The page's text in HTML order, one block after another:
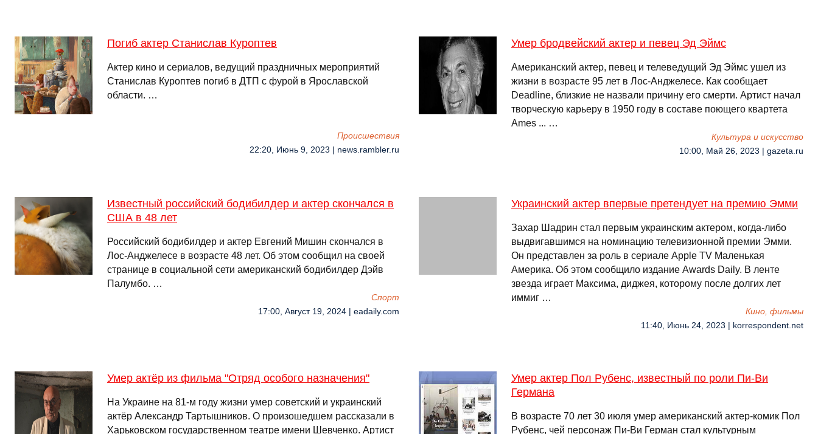
Погиб актер Станислав Куроптев
Актер кино и сериалов, ведущий праздничных мероприятий
Станислав Куроптев погиб в ДТП с фурой в Ярославской
области. …
Происшествия
22:20, Июнь 9, 2023 | news.rambler.ru
Умер бродвейский актер и певец Эд Эймс
Американский актер, певец и телеведущий Эд Эймс ушел из
жизни в возрасте 95 лет в Лос-Анджелесе. Как сообщает
Deadline, близкие не назвали причину его смерти. Артист начал
творческую карьеру в 1950 году в составе поющего квартета
Ames ... …
Культура и искусство
10:00, Май 26, 2023 | gazeta.ru
Известный российский бодибилдер и актер скончался в
США в 48 лет
Российский бодибилдер и актер Евгений Мишин скончался в
Лос-Анджелесе в возрасте 48 лет. Об этом сообщил на своей
странице в социальной сети американский бодибилдер Дэйв
Палумбо. …
Спорт
17:00, Август 19, 2024 | eadaily.com
Украинский актер впервые претендует на премию Эмми
Захар Шадрин стал первым украинским актером, когда-либо
выдвигавшимся на номинацию телевизионной премии Эмми.
Он представлен за роль в сериале Apple TV Маленькая
Америка. Об этом сообщило издание Awards Daily. В ленте
звезда играет Максима, диджея, которому после долгих лет
иммиг …
Кино, фильмы
11:40, Июнь 24, 2023 | korrespondent.net
Умер актёр из фильма "Отряд особого назначения"
На Украине на 81-м году жизни умер советский и украинский
актёр Александр Тартышников. О произошедшем рассказали в
Харьковском государственном театре имени Шевченко. Артист
Умер актер Пол Рубенс, известный по роли Пи-Ви
Германа
В возрасте 70 лет 30 июля умер американский актер-комик Пол
Рубенс, чей персонаж Пи-Ви Герман стал культурным